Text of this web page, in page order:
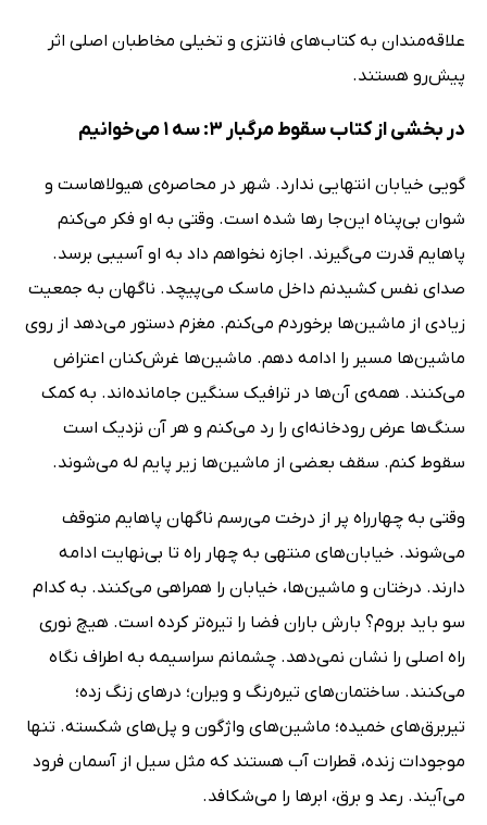
علاقه‌مندان به کتاب‌های فانتزی و تخیلی مخاطبان اصلی اثر
پیش‌رو هستند.
در بخشی از کتاب سقوط مرگبار 3: سه 1 می‌خوانیم
گویی خیابان انتهایی ندارد. شهر در محاصره‌ی هیولاهاست و
شوان بی‌پناه این‌جا رها شده است. وقتی به او فکر می‌کنم
پاهایم قدرت می‌گیرند. اجازه نخواهم داد به او آسیبی برسد.
صدای نفس کشیدنم داخل ماسک می‌پیچد. ناگهان به جمعیت
زیادی از ماشین‌ها برخوردم می‌کنم. مغزم ‌دستور می‌دهد از روی
ماشین‌ها مسیر را ادامه دهم. ماشین‌ها غرش‌کنان اعتراض
می‌کنند. همه‌ی آن‌ها در ترافیک سنگین جامانده‌اند. به کمک
سنگ‌ها عرض رودخانه‌ای را رد می‌کنم و هر آن نزدیک است
سقوط کنم. سقف بعضی از ماشین‌ها زیر پایم له می‌شوند.
وقتی به چهارراه پر از درخت می‌رسم ناگهان پاهایم متوقف
می‌شوند. خیابان‌های منتهی به چهار راه تا بی‌نهایت ادامه
دارند. درختان و ماشین‌ها، خیابان را همراهی می‌کنند. به کدام
سو باید بروم؟ بارش باران فضا را تیره‌تر کرده است. هیچ نوری
راه اصلی را نشان نمی‌دهد. چشمانم سراسیمه به اطراف نگاه
می‌کنند. ساختمان‌های تیره‌رنگ و ویران؛ درهای زنگ زده؛
تیربرق‌های خمیده؛ ماشین‌های واژگون و پل‌های شکسته. تنها
موجودات زنده‌، قطرات آب هستند که مثل سیل از آسمان فرود
می‌آیند. رعد و برق، ابرها را می‌شکافد.